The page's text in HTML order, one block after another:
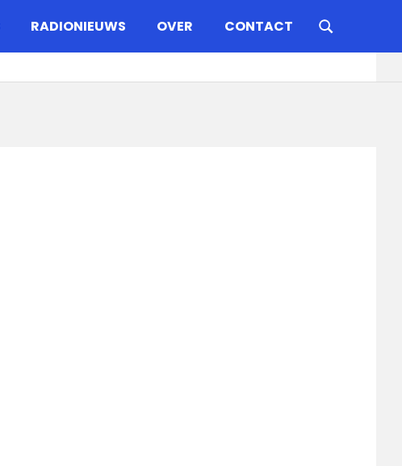
RADIONIEUWS OVER CONTACT